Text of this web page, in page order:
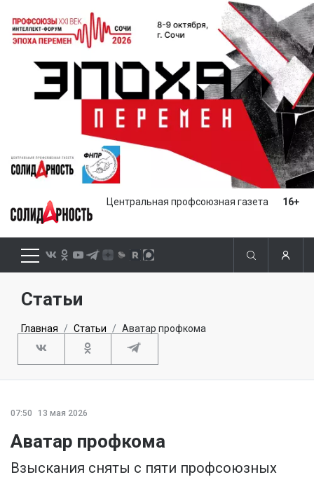
Центральная профсоюзная газета 16+
Статьи
Главная Статьи Аватар профкома
07:50 13 мая 2026
Аватар профкома
Взыскания сняты с пяти профсоюзных